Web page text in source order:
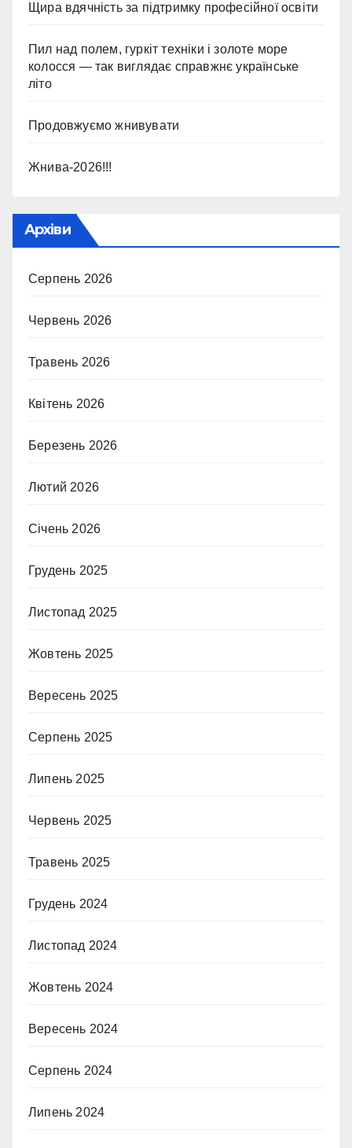
Щира вдячність за підтримку професійної освіти
Пил над полем, гуркіт техніки і золоте море
колосся — так виглядає справжнє українське
літо
Продовжуємо жнивувати
Жнива-2026!!!
Архіви
Серпень 2026
Червень 2026
Травень 2026
Квітень 2026
Березень 2026
Лютий 2026
Січень 2026
Грудень 2025
Листопад 2025
Жовтень 2025
Вересень 2025
Серпень 2025
Липень 2025
Червень 2025
Травень 2025
Грудень 2024
Листопад 2024
Жовтень 2024
Вересень 2024
Серпень 2024
Липень 2024